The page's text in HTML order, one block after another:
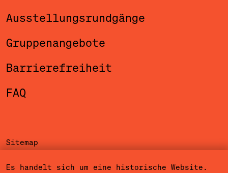
Ausstellungsrundgänge
Gruppenangebote
Barrierefreiheit
FAQ
Sitemap
Es handelt sich um eine historische Website.